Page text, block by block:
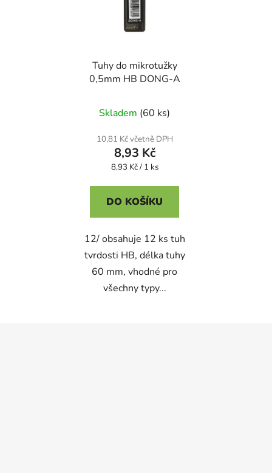
Tuhy do mikrotužky
0,5mm HB DONG-A
Skladem (60 ks)
10,81 Kč včetně DPH
8,93 Kč
Měrná
8,93 Kč / 1 ks
DO KOŠÍKU
12/ obsahuje 12 ks tuh
tvrdosti HB, délka tuhy
60 mm, vhodné pro
všechny typy...